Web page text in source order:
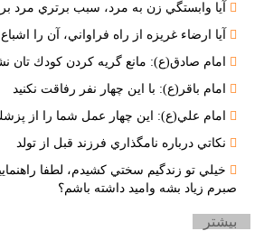
آيا وابستگي زن به مرد، سبب برتري مرد
آيا ارضاء غريزه از راه فراواني، آن را
امام صادق(ع): مانع گريه كردن كودك تان
امام باقر(ع): با اين چهار نفر رفاقت نكنيد
امام علي(ع): اين چهار عمل شما را از
نكاتي درباره نامگذاري فرزند قبل از تولد
خيلي تو زندگيم سختي كشيدم، لطفا
صبرم زياد بشه واميد داشته باشم؟
بيشتر